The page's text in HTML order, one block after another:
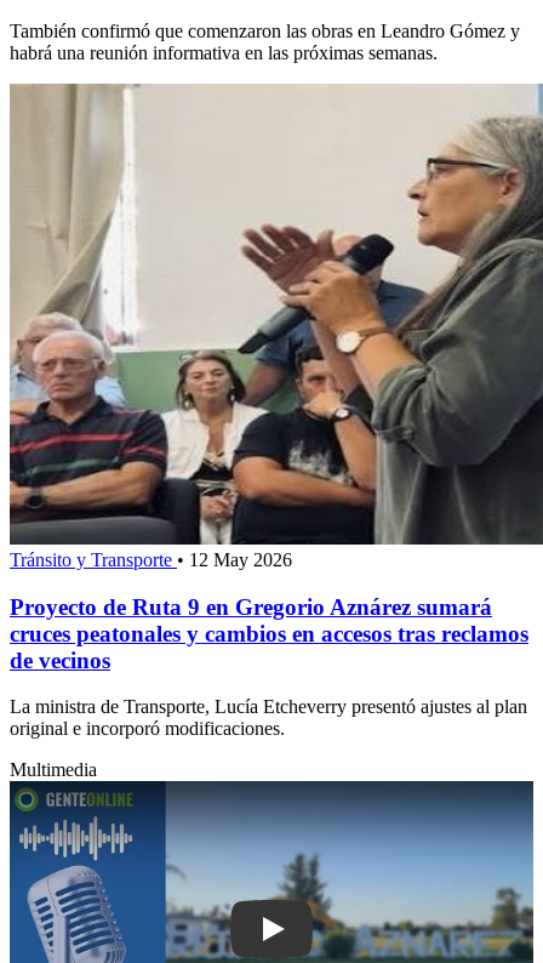
También confirmó que comenzaron las obras en Leandro Gómez y
habrá una reunión informativa en las próximas semanas.
Tránsito y Transporte • 12 May 2026
Proyecto de Ruta 9 en Gregorio Aznárez sumará
cruces peatonales y cambios en accesos tras reclamos
de vecinos
La ministra de Transporte, Lucía Etcheverry presentó ajustes al plan
original e incorporó modificaciones.
Multimedia
Play: Subdirector de Obras se refirió